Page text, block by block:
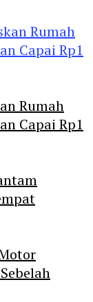
Rumah
Capai Rp1